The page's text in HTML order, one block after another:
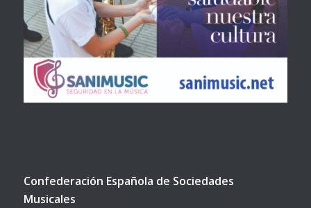
Confederación Española de Sociedades
Musicales